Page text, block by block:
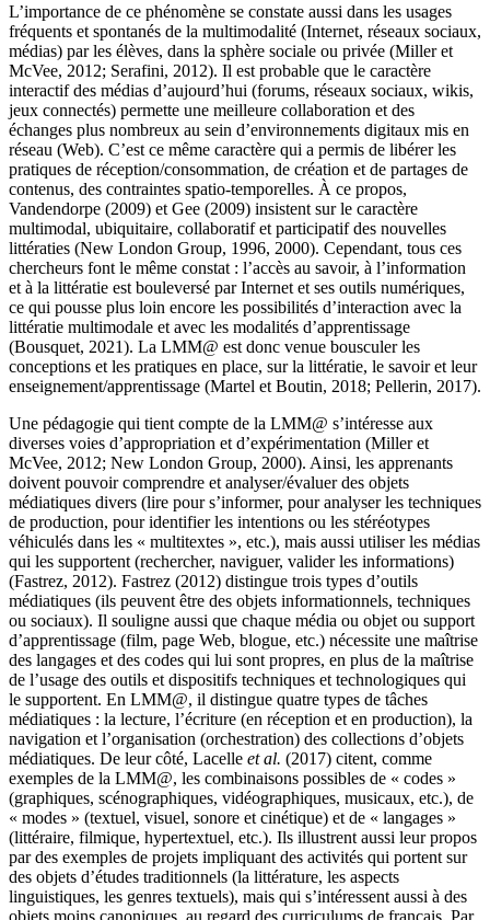
L’importance de ce phénomène se constate aussi dans les usages
fréquents et spontanés de la multimodalité (Internet, réseaux sociaux,
médias) par les élèves, dans la sphère sociale ou privée (Miller et
McVee, 2012; Serafini, 2012). Il est probable que le caractère
interactif des médias d’aujourd’hui (forums, réseaux sociaux, wikis,
jeux connectés) permette une meilleure collaboration et des
échanges plus nombreux au sein d’environnements digitaux mis en
réseau (Web). C’est ce même caractère qui a permis de libérer les
pratiques de réception/consommation, de création et de partages de
contenus, des contraintes spatio-temporelles. À ce propos,
Vandendorpe (2009) et Gee (2009) insistent sur le caractère
multimodal, ubiquitaire, collaboratif et participatif des nouvelles
littératies (New London Group, 1996, 2000). Cependant, tous ces
chercheurs font le même constat : l’accès au savoir, à l’information
et à la littératie est bouleversé par Internet et ses outils numériques,
ce qui pousse plus loin encore les possibilités d’interaction avec la
littératie multimodale et avec les modalités d’apprentissage
(Bousquet, 2021). La LMM@ est donc venue bousculer les
conceptions et les pratiques en place, sur la littératie, le savoir et leur
enseignement/apprentissage (Martel et Boutin, 2018; Pellerin, 2017).
Une pédagogie qui tient compte de la LMM@ s’intéresse aux
diverses voies d’appropriation et d’expérimentation (Miller et
McVee, 2012; New London Group, 2000). Ainsi, les apprenants
doivent pouvoir comprendre et analyser/évaluer des objets
médiatiques divers (lire pour s’informer, pour analyser les techniques
de production, pour identifier les intentions ou les stéréotypes
véhiculés dans les « multitextes », etc.), mais aussi utiliser les médias
qui les supportent (rechercher, naviguer, valider les informations)
(Fastrez, 2012). Fastrez (2012) distingue trois types d’outils
médiatiques (ils peuvent être des objets informationnels, techniques
ou sociaux). Il souligne aussi que chaque média ou objet ou support
d’apprentissage (film, page Web, blogue, etc.) nécessite une maîtrise
des langages et des codes qui lui sont propres, en plus de la maîtrise
de l’usage des outils et dispositifs techniques et technologiques qui
le supportent. En LMM@, il distingue quatre types de tâches
médiatiques : la lecture, l’écriture (en réception et en production), la
navigation et l’organisation (orchestration) des collections d’objets
médiatiques. De leur côté, Lacelle et al. (2017) citent, comme
exemples de la LMM@, les combinaisons possibles de « codes »
(graphiques, scénographiques, vidéographiques, musicaux, etc.), de
« modes » (textuel, visuel, sonore et cinétique) et de « langages »
(littéraire, filmique, hypertextuel, etc.). Ils illustrent aussi leur propos
par des exemples de projets impliquant des activités qui portent sur
des objets d’études traditionnels (la littérature, les aspects
linguistiques, les genres textuels), mais qui s’intéressent aussi à des
objets moins canoniques, au regard des curriculums de français. Par